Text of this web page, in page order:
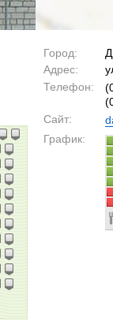
Город:
Адрес:
Телефон:
Сайт:
График: